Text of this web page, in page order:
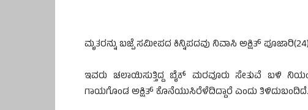
ಮೃತರನ್ನು ಬಜ್ಪೆ ಸಮೀಪದ ಕಿನ್ನಿಪದವು ನಿವಾಸಿ ಅಕ್ಷಿತ್
ಇವರು ಚಲಾಯಿಸುತ್ತಿದ್ದ ಬೈಕ್ ಮರವೂರು ಸೇತುವೆ ಬಳಿ
ಗಾಯಗೊಂಡ ಅಕ್ಷಿತ್ ಕೊನೆಯುಸಿರೆಳೆದಿದ್ದಾರೆ ಎಂದು ತಿಳಿದುಬಂದಿದೆ.